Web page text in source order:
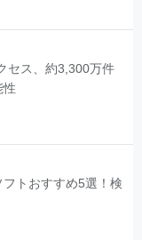
セス、約3,300万件
性
トおすすめ5選！検